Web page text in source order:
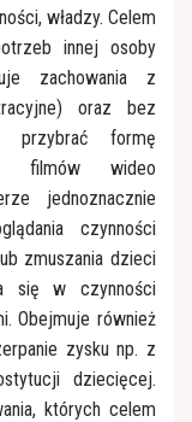
władzy. Celem
innej osoby
zachowania z
oraz bez
przybrać formę
filmów wideo
jednoznacznie
czynności
zmuszania dzieci
się w czynności
Obejmuje również
zysku np. z
dziecięcej.
których celem